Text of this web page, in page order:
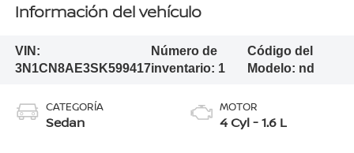
Información del vehículo
VIN:
3N1CN8AE3SK599417
Número de
inventario: 1
Código del
Modelo: nd
CATEGORÍA
Sedan
MOTOR
4 Cyl - 1.6 L